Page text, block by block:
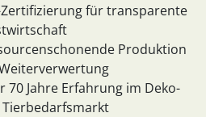
Zertifizierung für transparente
Produktion
70 Jahre Erfahrung im Deko-